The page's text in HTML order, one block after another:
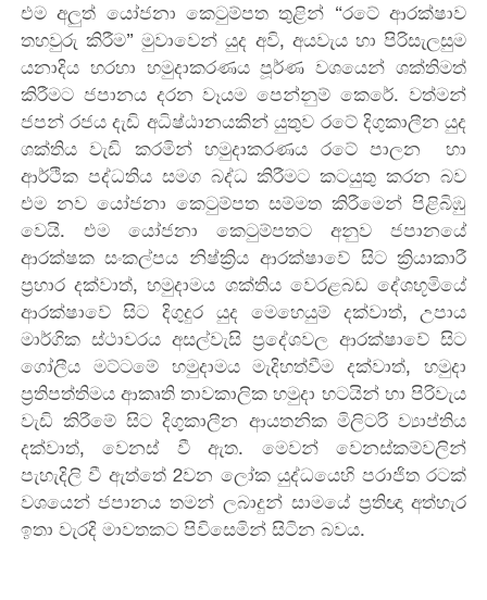
එම අලුත් යෝජනා කෙටුම්පත තුළින් “රටේ ආරක්ෂාව
තහවුරු කිරීම” මුවාවෙන් යුද අවි, අයවැය හා පිරිසැලසුම
යනාදිය හරහා හමුදාකරණය පූර්ණ වශයෙන් ශක්තිමත්
කිරීමට ජපානය දරන වෑයම පෙන්නුම් කෙරේ. වත්මන්
ජපන් රජය දැඩි අධිෂ්ඨානයකින් යුතුව රටේ දිගුකාලීන යුද
ශක්තිය වැඩි කරමින් හමුදාකරණය රටේ පාලන හා
ආර්ථික පද්ධතිය සමග බද්ධ කිරීමට කටයුතු කරන බව
එම නව යෝජනා කෙටුම්පත සම්මත කිරීමෙන් පිළිබිඹු
වෙයි. එම යෝජනා කෙටුම්පතට අනුව ජපානයේ
ආරක්ෂක සංකල්පය නිෂ්ක්‍රිය ආරක්ෂාවේ සිට ක්‍රියාකාරී
ප්‍රහාර දක්වාත්, හමුදාමය ශක්තිය වෙරළබඩ දේශභූමියේ
ආරක්ෂාවේ සිට දිගුදුර යුද මෙහෙයුම් දක්වාත්, උපාය
මාර්ගික ස්ථාවරය අසල්වැසි ප්‍රදේශවල ආරක්ෂාවේ සිට
ගෝලීය මට්ටමේ හමුදාමය මැදිහත්වීම දක්වාත්, හමුදා
ප්‍රතිපත්තිමය ආකෘති තාවකාලික හමුදා භටයින් හා පිරිවැය
වැඩි කිරීමේ සිට දිගුකාලීන ආයතනික මිලිටරි ව්‍යාප්තිය
දක්වාත්, වෙනස් වී ඇත. මෙවන් වෙනස්කම්වලින්
පැහැදිලි වී ඇත්තේ 2වන ලෝක යුද්ධයෙහි පරාජිත රටක්
වශයෙන් ජපානය තමන් ලබාදුන් සාමයේ ප්‍රතිඥා අත්හැර
ඉතා වැරදි මාවතකට පිවිසෙමින් සිටින බවය.